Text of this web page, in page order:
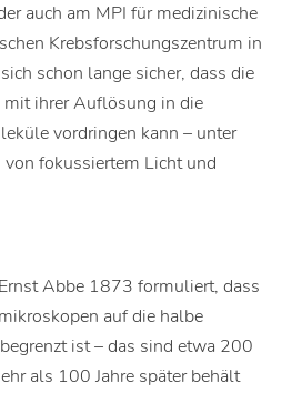
auch am MPI für medizinische
Krebsforschungszentrum in
schon lange sicher, dass die
ihrer Auflösung in die
vordringen kann – unter
fokussiertem Licht und
Abbe 1873 formuliert, dass
auf die halbe
ist – das sind etwa 200
als 100 Jahre später behält